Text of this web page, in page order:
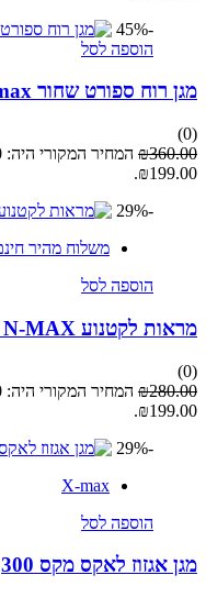
-45%
הוספה לסל
מגן רוח ספורט שחור xmax
(0)
₪360.00 המחיר המקורי היה: ₪360.00.
₪199.00.
-29%
משלוח מהיר
הוספה לסל
מראות לקטנוע N-MAX בעיצוב ספוטיבי
(0)
₪280.00 המחיר המקורי היה: ₪280.00.
₪199.00.
-29%
X-max
הוספה לסל
מגן אגזוז לאקס מקס 300